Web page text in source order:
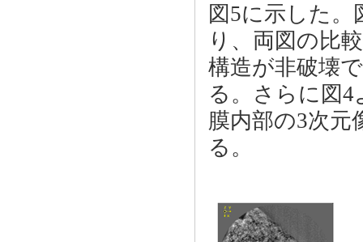
図5に示した
り、両図の比
構造が非破壊
る。さらに図
膜内部の3次
る。